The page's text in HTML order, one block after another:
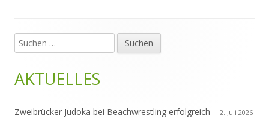
Haupt-
Seitenleiste
Suchen
nach:
AKTUELLES
Zweibrücker Judoka bei Beachwrestling erfolgreich 2. Juli 2026